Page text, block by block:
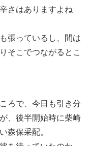
さはありますよね
張っているし、間は
そこでつながるとこ
ろで、今日も引き分
、後半開始時に柴崎
森保采配。